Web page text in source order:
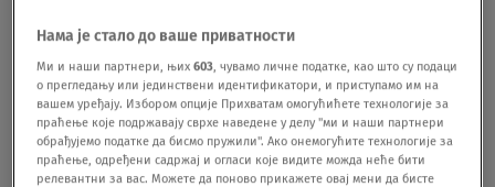
KURŠUMLIJA SEIZMOLOŠKI ZAVOD SRBIJE
Нама је стало до ваше приватности
Ми и наши партнери, њих603, чувамо личне податке, као што су подаци
о прегледању или јединствени идентификатори, и приступамо им на
вашем уређају. Избором опције Прихватам омогућићете технологије за
праћење које подржавају сврхе наведене у делу "ми и наши партнери
обрађујемо податке да бисмо пружили". Ако онемогућите технологије за
праћење, одређени садржај и огласи које видите можда неће бити
релевантни за вас. Можете да поново прикажете овај мени да бисте